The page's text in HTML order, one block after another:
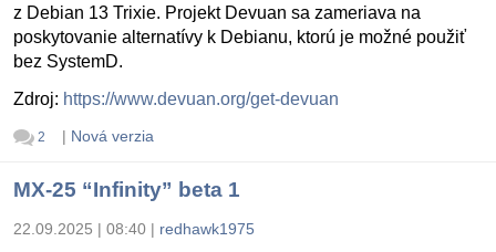
z Debian 13 Trixie. Projekt Devuan sa zameriava na
poskytovanie alternatívy k Debianu, ktorú je možné použiť
bez SystemD.
Zdroj: https://www.devuan.org/get-devuan
2 | Nová verzia
MX-25 “Infinity” beta 1
22.09.2025 | 08:40 | redhawk1975